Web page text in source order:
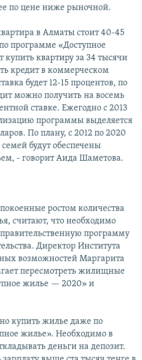
по цене ниже рыночной.
в Алматы стоит 40-45
программе «Доступное
квартиру за 34 тысячи
кредит в коммерческом
будет 12-15 процентов, по
можно получить на восемь
ставке. Ежегодно с 2013
программы выделяется
По плану, с 2012 по 2020
будут обеспечены
- говорит Аида Шаметова.
ростом количества
считают, что необходимо
программу
Директор Института
возможностей Маргарита
пересмотреть жилищные
жилье — 2020» и
купить жилье даже по
жилье». Необходимо в
деньги на депозит.